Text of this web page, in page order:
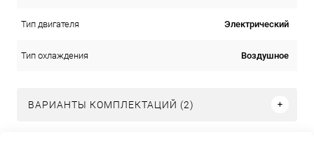
Тип двигателя Электрический
Тип охлаждения Воздушное
ВАРИАНТЫ КОМПЛЕКТАЦИЙ (2)